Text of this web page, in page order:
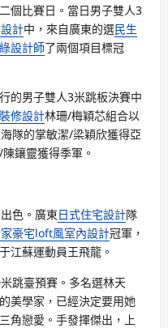
個比賽日。當日男子雙人3
計中，來自廣東的選民生
綠設計師了兩個項目標冠
行的男子雙人3米跳板決賽中
修設計林珊/梅穎芯組合以
隊的掌敏潔/梁穎欣獲得亞
鑲靈獲得季軍。
色。廣東日式住宅設計隊
豪宅loft風室內設計冠軍，
江蘇運動員王飛龍。
跳臺預賽。多名選林天
美學家，已經決定要用她
角戀愛。手發揮傑出，上